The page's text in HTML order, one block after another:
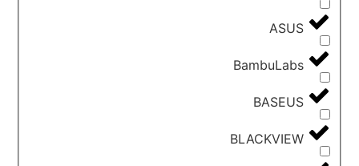
ASUS
BambuLabs
BASEUS
BLACKVIEW